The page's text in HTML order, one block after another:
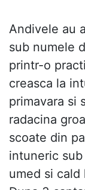
Andivele au
sub numele
printr-o
creasca la
primavara si
radacina
scoate din
intuneric
umed si cald